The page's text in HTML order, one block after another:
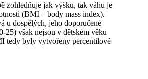
zohledňuje jak výšku, tak váhu je
(BMI – body mass index).
u dospělých, jeho doporučené
25) však nejsou v dětském věku
tedy byly vytvořeny percentilové